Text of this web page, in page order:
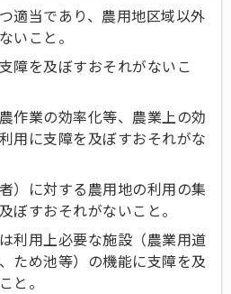
適当であり、農用地区域以外
いこと。
障を及ぼすおそれがないこ
作業の効率化等、農業上の効
用に支障を及ぼすおそれがな
）に対する農用地の利用の集
ぼすおそれがないこと。
利用上必要な施設（農業用道
ため池等）の機能に支障を及
と。